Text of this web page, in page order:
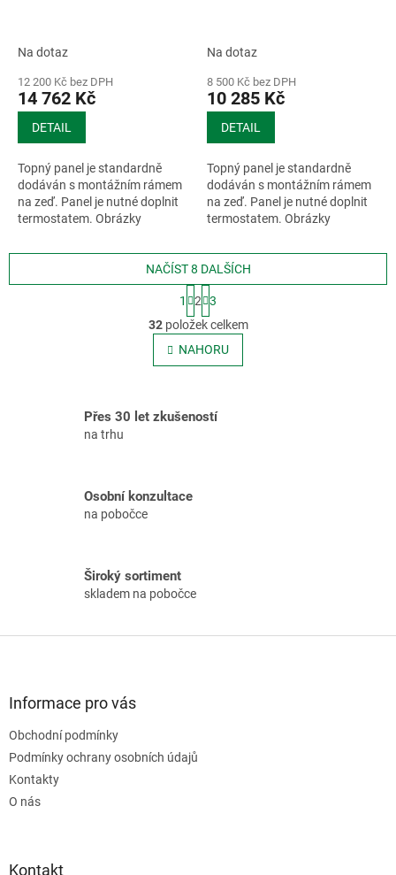
Na dotaz
12 200 Kč bez DPH
14 762 Kč
DETAIL
Topný panel je standardně
dodáván s montážním rámem
na zeď. Panel je nutné doplnit
termostatem. Obrázky
Na dotaz
8 500 Kč bez DPH
10 285 Kč
DETAIL
Topný panel je standardně
dodáván s montážním rámem
na zeď. Panel je nutné doplnit
termostatem. Obrázky
O
v
l
á
c
NAČÍST 8 DALŠÍCH
t
r
á
n
k
á
1 2
3
32položek celkem
NAHORU
Přes 30 let zkušeností
na trhu
Osobní konzultace
na pobočce
Široký sortiment
skladem na pobočce
Informace pro vás
Obchodní podmínky
Podmínky ochrany osobních údajů
Kontakty
O nás
Kontakt